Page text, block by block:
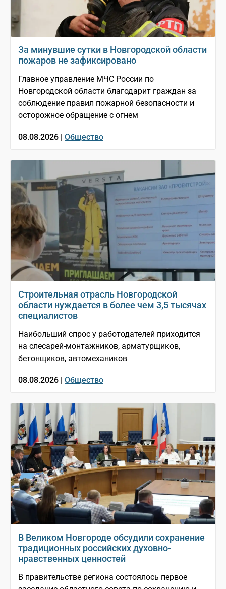
За минувшие сутки в Новгородской области
пожаров не зафиксировано
Главное управление МЧС России по
Новгородской области благодарит граждан за
соблюдение правил пожарной безопасности и
осторожное обращение с огнем
08.08.2026 | Общество
Строительная отрасль Новгородской
области нуждается в более чем 3,5 тысячах
специалистов
Наибольший спрос у работодателей приходится
на слесарей-монтажников, арматурщиков,
бетонщиков, автомехаников
08.08.2026 | Общество
В Великом Новгороде обсудили сохранение
традиционных российских духовно-
нравственных ценностей
В правительстве региона состоялось первое